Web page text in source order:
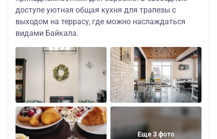
доступе уютная общая кухня для трапезы с
выходом на террасу, где можно наслаждаться
видами Байкала.
Еще 3 фото